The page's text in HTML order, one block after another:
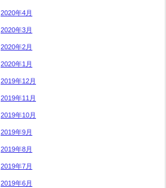
2020年4月
2020年3月
2020年2月
2020年1月
2019年12月
2019年11月
2019年10月
2019年9月
2019年8月
2019年7月
2019年6月